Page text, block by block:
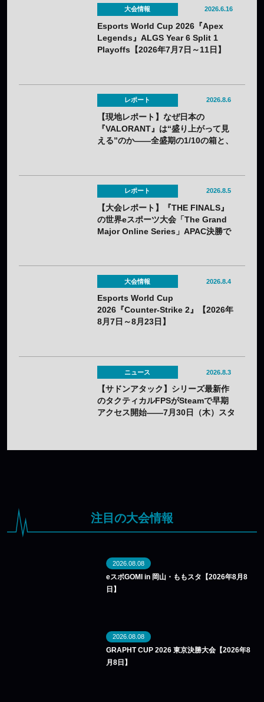
大会情報 2026.6.16
Esports World Cup 2026『Apex
Legends』ALGS Year 6 Split 1
Playoffs【2026年7月7日～11日】
レポート 2026.8.6
【現地レポート】なぜ日本の
『VALORANT』は“盛り上がって見
える”のか——全盛期の1/10の箱と、
レポート 2026.8.5
【大会レポート】『THE FINALS』
の世界eスポーツ大会「The Grand
Major Online Series」APAC決勝で
大会情報 2026.8.4
Esports World Cup
2026『Counter-Strike 2』【2026年
8月7日～8月23日】
ニュース 2026.8.3
【サドンアタック】シリーズ最新作
のタクティカルFPSがSteamで早期
アクセス開始——7月30日（木）スタ
注目の大会情報
2026.08.08
eスポGOMI in 岡山・ももスタ【2026年8月8
日】
2026.08.08
GRAPHT CUP 2026 東京決勝大会【2026年8
月8日】